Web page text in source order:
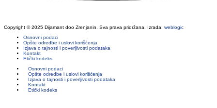
Copyright © 2025 Dijamant doo Zrenjanin. Sva prava pridržana. Izrada: weblogic
Osnovni podaci
Opšte odredbe i uslovi korišćenja
Izjava o tajnosti i poverljivosti podataka
Kontakt
Etički kodeks
Osnovni podaci
Opšte odredbe i uslovi korišćenja
Izjava o tajnosti i poverljivosti podataka
Kontakt
Etički kodeks